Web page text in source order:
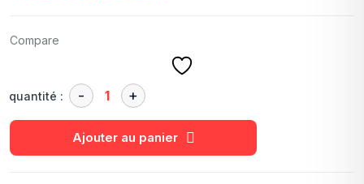
Compare
quantité :
Ajouter au panier